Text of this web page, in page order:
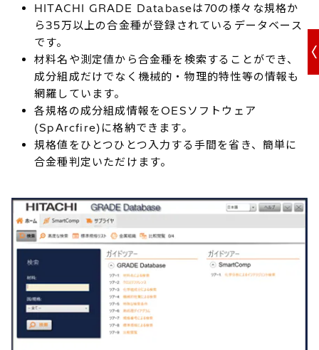
HITACHI GRADE Databaseは70の様々な規格か
ら35万以上の合金種が登録されているデータベース
です。
材料名や測定値から合金種を検索することができ、
成分組成だけでなく機械的・物理的特性等の情報も
網羅しています。
各規格の成分組成情報をOESソフトウェア
(SpArcfire)に格納できます。
規格値をひとつひとつ入力する手間を省き、簡単に
合金種判定いただけます。